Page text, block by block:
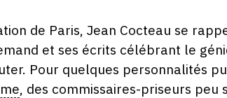
de Paris, Jean Cocteau se
et ses écrits célébrant le
Pour quelques personnalités
, des commissaires-priseurs